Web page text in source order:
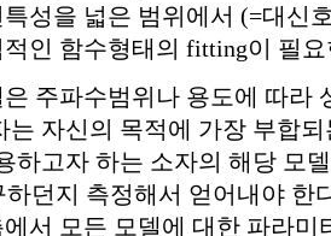
성을 넓은 범위에서 (=대신
인 함수형태의 fitting이 필
주파수범위나 용도에 따라
는 자신의 목적에 가장 부합
하고자 하는 소자의 해당 모
하던지 측정해서 얻어내야 한
서 모든 모델에 대한 파라미